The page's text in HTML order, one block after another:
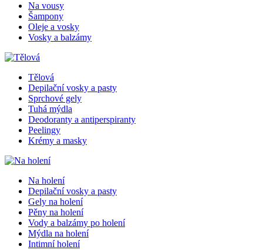
Na vousy
Šampony
Oleje a vosky
Vosky a balzámy
Tělová
Depilační vosky a pasty
Sprchové gely
Tuhá mýdla
Deodoranty a antiperspiranty
Peelingy
Krémy a masky
Na holení
Depilační vosky a pasty
Gely na holení
Pěny na holení
Vody a balzámy po holení
Mýdla na holení
Intimní holení